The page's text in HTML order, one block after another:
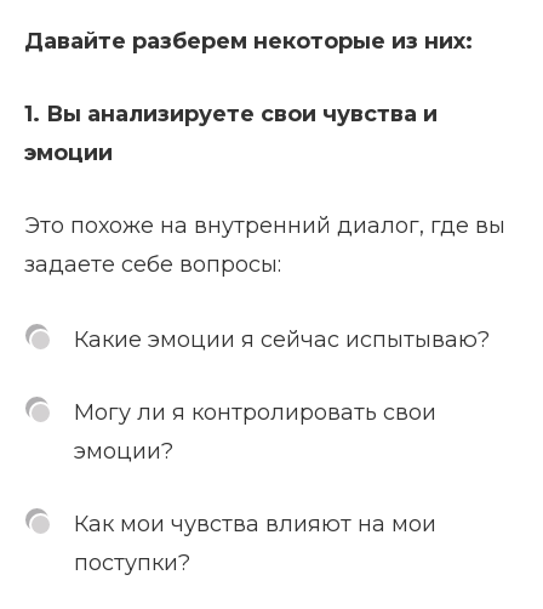
Давайте разберем некоторые из них:
1. Вы анализируете свои чувства и
эмоции
Это похоже на внутренний диалог, где вы
задаете себе вопросы:
Какие эмоции я сейчас испытываю?
Могу ли я контролировать свои
эмоции?
Как мои чувства влияют на мои
поступки?